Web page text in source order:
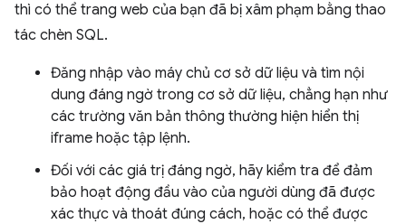
thì có thể trang web của bạn đã bị xâm phạm bằng thao
tác chèn SQL.
Đăng nhập vào máy chủ cơ sở dữ liệu và tìm nội
dung đáng ngờ trong cơ sở dữ liệu, chẳng hạn như
các trường văn bản thông thường hiện hiển thị
iframe hoặc tập lệnh.
Đối với các giá trị đáng ngờ, hãy kiểm tra để đảm
bảo hoạt động đầu vào của người dùng đã được
xác thực và thoát đúng cách, hoặc có thể được